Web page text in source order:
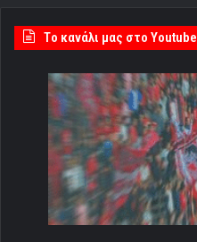
Tο κανάλι μας στο Youtube